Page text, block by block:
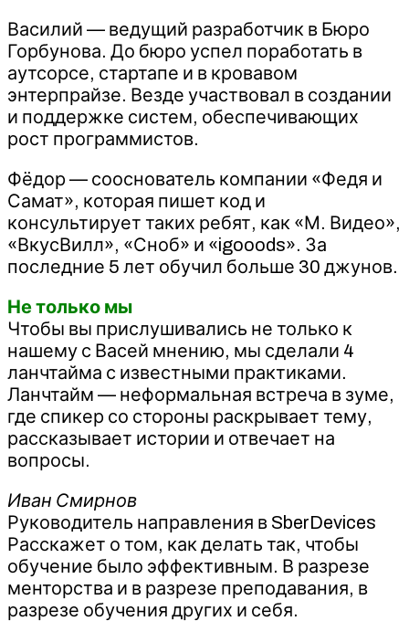
Василий — ведущий разработчик в Бюро
Горбунова. До бюро успел поработать в
аутсорсе, стартапе и в кровавом
энтерпрайзе. Везде участвовал в создании
и поддержке систем, обеспечивающих
рост программистов.
Фёдор — сооснователь компании «Федя и
Самат», которая пишет код и
консультирует таких ребят, как «М. Видео»,
«ВкусВилл», «Сноб» и «igooods». За
последние 5 лет обучил больше 30 джунов.
Не только мы
Чтобы вы прислушивались не только к
нашему с Васей мнению, мы сделали 4
ланчтайма с известными практиками.
Ланчтайм — неформальная встреча в зуме,
где спикер со стороны раскрывает тему,
рассказывает истории и отвечает на
вопросы.
Иван Смирнов
Руководитель направления в SberDevices
Расскажет о том, как делать так, чтобы
обучение было эффективным. В разрезе
менторства и в разрезе преподавания, в
разрезе обучения других и себя.